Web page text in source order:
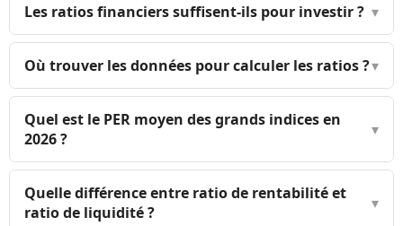
Les ratios financiers suffisent-ils pour investir ? ▾
Où trouver les données pour calculer les ratios ?▾
Quel est le PER moyen des grands indices en
2026 ?
▾
Quelle différence entre ratio de rentabilité et
ratio de liquidité ?
▾